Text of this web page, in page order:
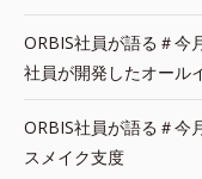
ORBIS社員が語る＃今
社員が開発したオール
ORBIS社員が語る＃今
スメイク支度